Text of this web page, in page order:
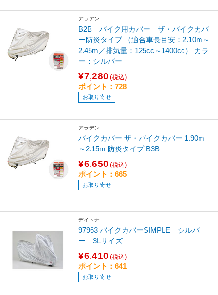
アラデン
B2B バイク用カバー ザ・バイクカバ
ー防炎タイプ （適合車長目安：2.10m～
2.45m／排気量：125cc～1400cc） カラ
ー：シルバー
¥7,280 (税込)
ポイント：728
お取り寄せ
アラデン
バイクカバー ザ・バイクカバー 1.90m
～2.15m 防炎タイプ B3B
¥6,650 (税込)
ポイント：665
お取り寄せ
デイトナ
97963 バイクカバーSIMPLE シルバ
ー 3Lサイズ
¥6,410 (税込)
ポイント：641
お取り寄せ